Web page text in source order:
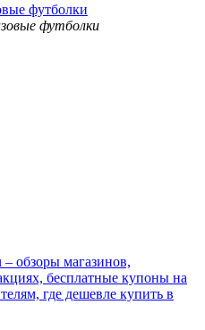
футболки
обзоры магазинов,
бесплатные купоны на
где дешевле купить в